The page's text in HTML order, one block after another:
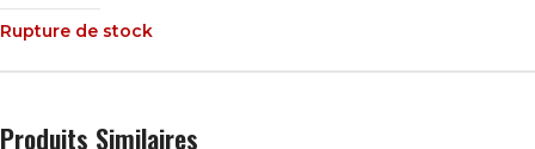
Rupture de stock
Produits Similaires